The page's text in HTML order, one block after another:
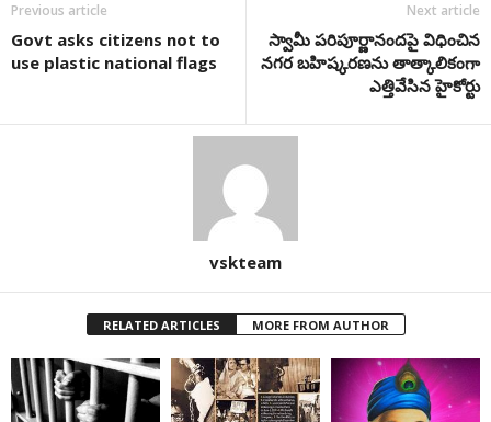
Previous article
Govt asks citizens not to
use plastic national flags
Next article
స్వామీ పరిపూర్ణానందపై విధించిన
నగర బహిష్కరణను తాత్కాలికంగా
ఎత్తివేసిన హైకోర్టు
vskteam
RELATED ARTICLES MORE FROM AUTHOR